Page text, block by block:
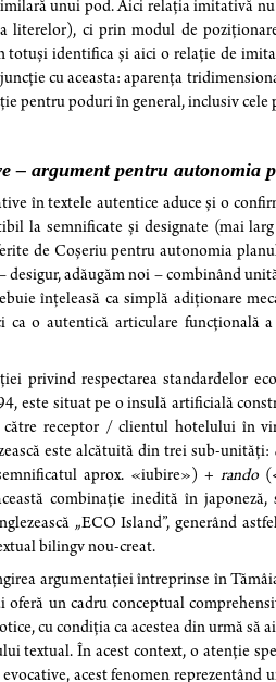
unui pod. Aici relația imitativă
literelor), ci prin modul de
totuși identifica și aici o relație de
cu aceasta: aparența
pentru poduri în general, inclusiv cele
– argument pentru autonomia
în textele autentice aduce și o
la semnificate și designate (mai
de Coșeriu pentru autonomia
adăugăm noi – combinând
înțeleasă ca simplă adiționare
o autentică articulare funcțională
privind respectarea standardelor
este situat pe o insulă artificială
către receptor / clientul hotelului în
este alcătuită din trei sub-unități:
aprox. «iubire») +rando
combinație inedită în
„ECO Island”, generând
bilingv nou-creat.
argumentației întreprinse în
un cadru conceptual
cu condiția ca acestea din urmă să
textual. În acest context, o atenție
acest fenomen reprezentând